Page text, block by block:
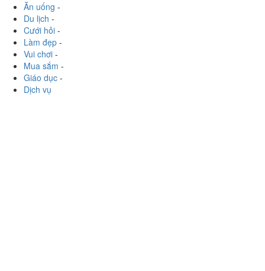
Ăn uống -
Du lịch -
Cưới hỏi -
Làm đẹp -
Vui chơi -
Mua sắm -
Giáo dục -
Dịch vụ